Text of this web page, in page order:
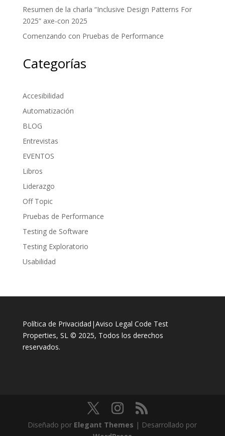
Resumen de la charla “Inclusive Design Patterns For
2025” axe-con 2025
Comenzando con Pruebas de Performance
Categorías
Accesibilidad
Automatización
BLOG
Entrevistas
EVENTOS
Libros
Liderazgo
Off Topic
Pruebas de Performance
Testing de Software
Testing Exploratorio
Usabilidad
Política de Privacidad |Aviso Legal Code Test
Properties, SL © 2025, Todos los derechos
reservados.
Diseñado por Elegant Themes | Desarrollado por